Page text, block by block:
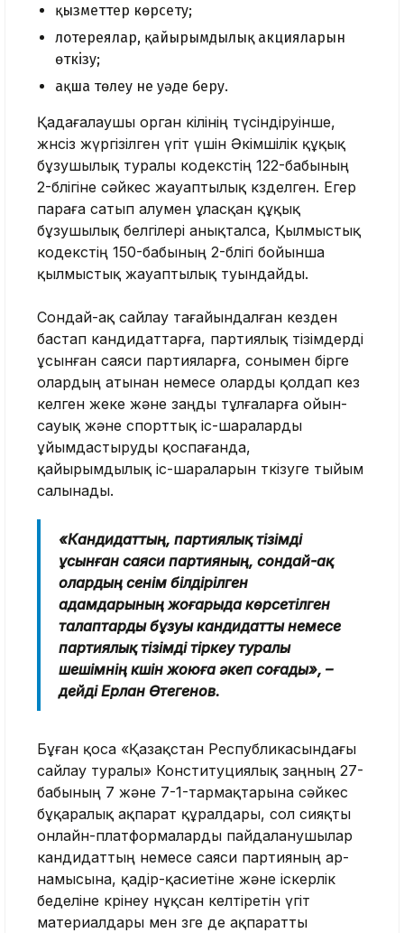
қызметтер көрсету;
лотереялар, қайырымдылық акцияларын
өткiзу;
ақша төлеу не уәде беру.
Қадағалаушы орган өкілінің түсіндіруінше,
жөнсіз жүргізілген үгіт үшін Әкімшілік құқық
бұзушылық туралы кодекстің 122-бабының
2-бөлігіне сәйкес жауаптылық көзделген. Егер
параға сатып алумен ұласқан құқық
бұзушылық белгілері анықталса, Қылмыстық
кодекстің 150-бабының 2-бөлігі бойынша
қылмыстық жауаптылық туындайды.
Сондай-ақ сайлау тағайындалған кезден
бастап кандидаттарға, партиялық тізімдерді
ұсынған саяси партияларға, сонымен бірге
олардың атынан немесе оларды қолдап кез
келген жеке және заңды тұлғаларға ойын-
сауық және спорттық іс-шараларды
ұйымдастыруды қоспағанда,
қайырымдылық іс-шараларын өткізуге тыйым
салынады.
«Кандидаттың, партиялық тізімді
ұсынған саяси партияның, сондай-ақ
олардың сенім білдірілген
адамдарының жоғарыда көрсетілген
талаптарды бұзуы кандидатты немесе
партиялық тізімді тіркеу туралы
шешімнің күшін жоюға әкеп соғады», –
дейді Ерлан Өтегенов.
Бұған қоса «Қазақстан Республикасындағы
сайлау туралы» Конституциялық заңның 27-
бабының 7 және 7-1-тармақтарына сәйкес
бұқаралық ақпарат құралдары, сол сияқты
онлайн-платформаларды пайдаланушылар
кандидаттың немесе саяси партияның ар-
намысына, қадір-қасиетіне және іскерлік
беделіне көрінеу нұқсан келтіретін үгіт
материалдары мен өзге де ақпаратты